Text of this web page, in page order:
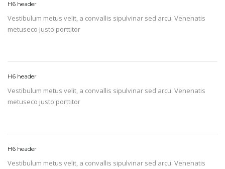
H6 header
Vestibulum metus velit, a convallis sipulvinar sed arcu. Venenatis
metuseco justo porttitor
H6 header
Vestibulum metus velit, a convallis sipulvinar sed arcu. Venenatis
metuseco justo porttitor
H6 header
Vestibulum metus velit, a convallis sipulvinar sed arcu. Venenatis